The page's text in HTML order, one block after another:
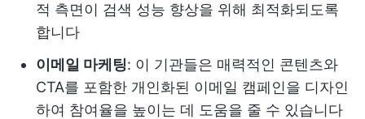
적 측면이 검색 성능 향상을 위해 최적화되도록
합니다
이메일 마케팅: 이 기관들은 매력적인 콘텐츠와
CTA를 포함한 개인화된 이메일 캠페인을 디자인
하여 참여율을 높이는 데 도움을 줄 수 있습니다